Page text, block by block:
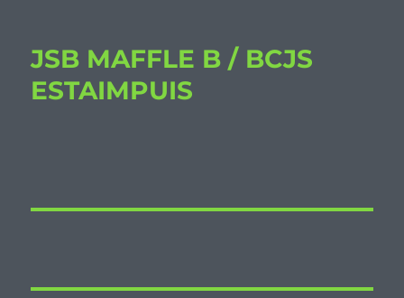
JSB MAFFLE B / BCJS
ESTAIMPUIS